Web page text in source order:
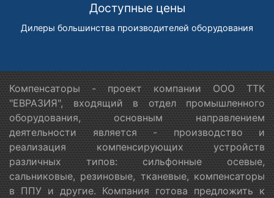
Доступные цены
Дилеры большинства производителей оборудования
Компенсаторы - проект компании ООО ТТК
"ЕВРАЗИЯ", входящий в отдел промышленного
оборудования, основным направлением
деятельности является - производство и
реализация компенсирующих устройств
различных типов: сильфонные осевые,
сальниковые, резиновые, тканевые, компенсаторы
в ППУ и другие. Компания готова предложить к